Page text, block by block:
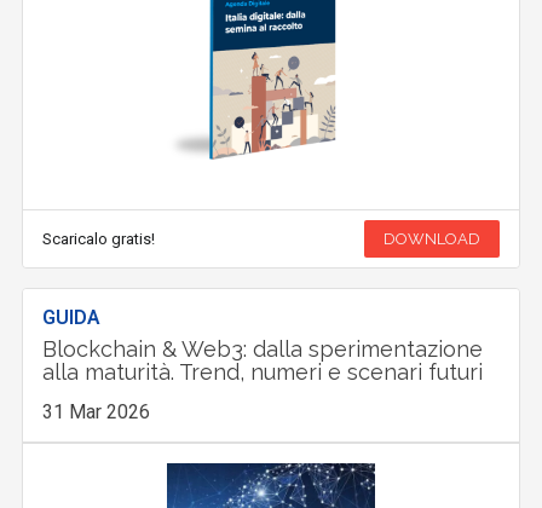
Scaricalo gratis! DOWNLOAD
GUIDA
Blockchain & Web3: dalla sperimentazione
alla maturità. Trend, numeri e scenari futuri
31 Mar 2026